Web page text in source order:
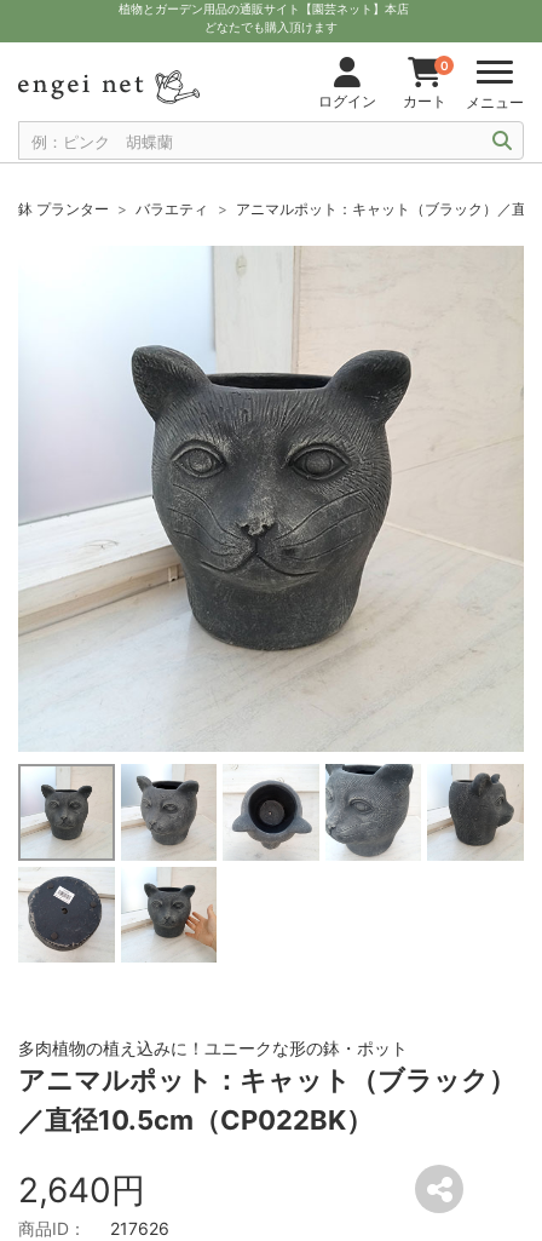
植物とガーデン用品の通販サイト【園芸ネット】本店
どなたでも購入頂けます
ログイン
0
カート メニュー
鉢 プランター バラエティ アニマルポット：キャット（ブラック）／直
多肉植物の植え込みに！ユニークな形の鉢・ポット
アニマルポット：キャット（ブラック）
／直径10.5cm（CP022BK）
2,640円
商品ID： 217626